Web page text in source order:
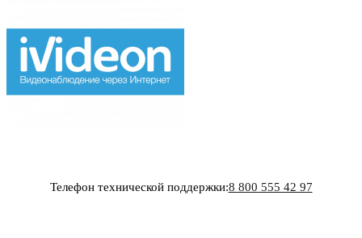
Телефон технической поддержки:8 800 555 42 97